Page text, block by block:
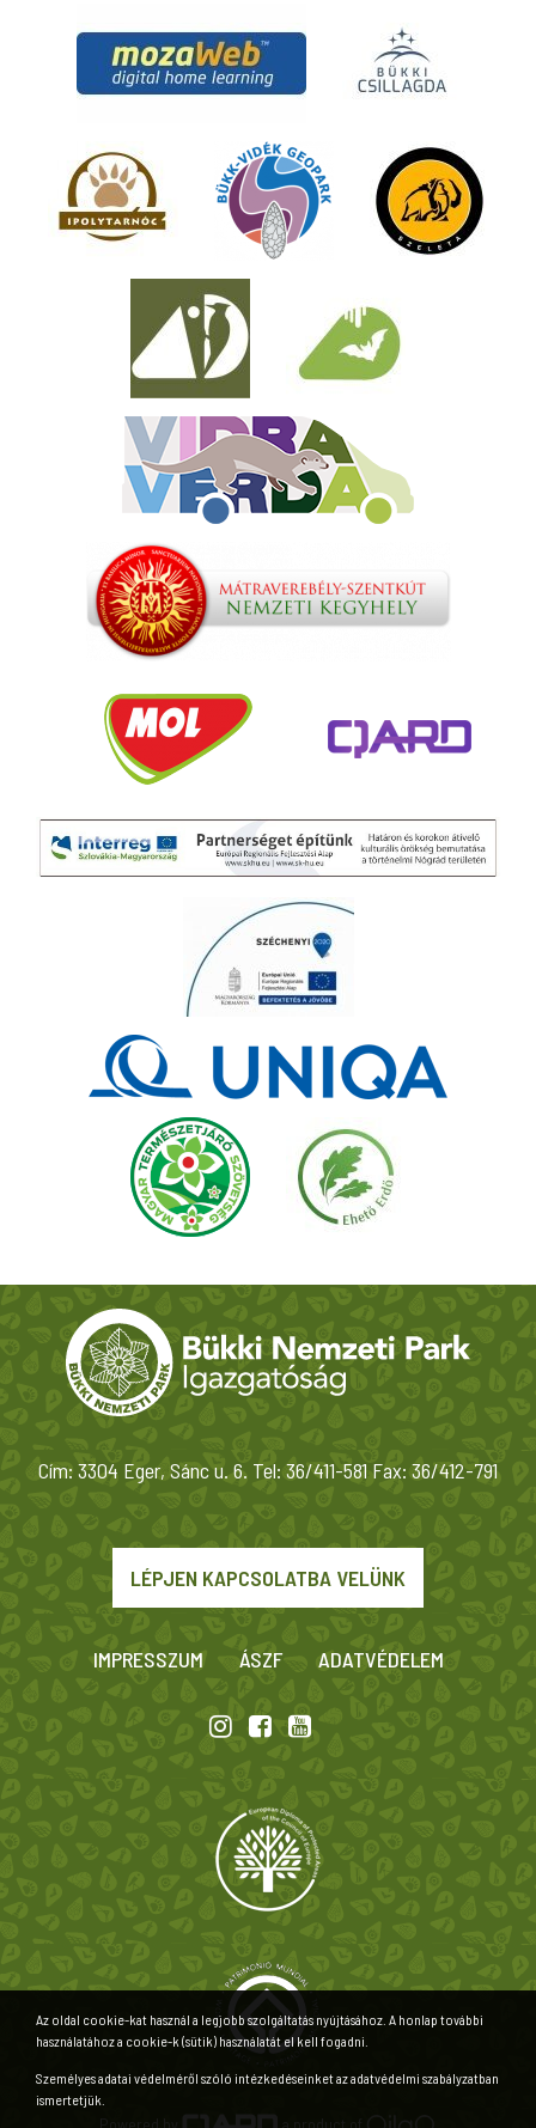
Cím: 3304 Eger, Sánc u. 6. Tel: 36/411-581 Fax: 36/412-791
LÉPJEN KAPCSOLATBA VELÜNK
IMPRESSZUM ÁSZF ADATVÉDELEM
Az oldal cookie-kat használ a legjobb szolgáltatás nyújtásához. A honlap további
használatához a cookie-k (sütik) használatát el kell fogadni.
Személyes adatai védelméről szóló intézkedéseinket az adatvédelmi szabályzatban
ismertetjük.